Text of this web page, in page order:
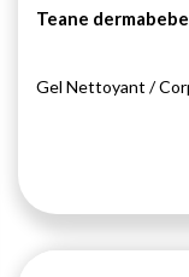
Teane
Gel Nettoyant /